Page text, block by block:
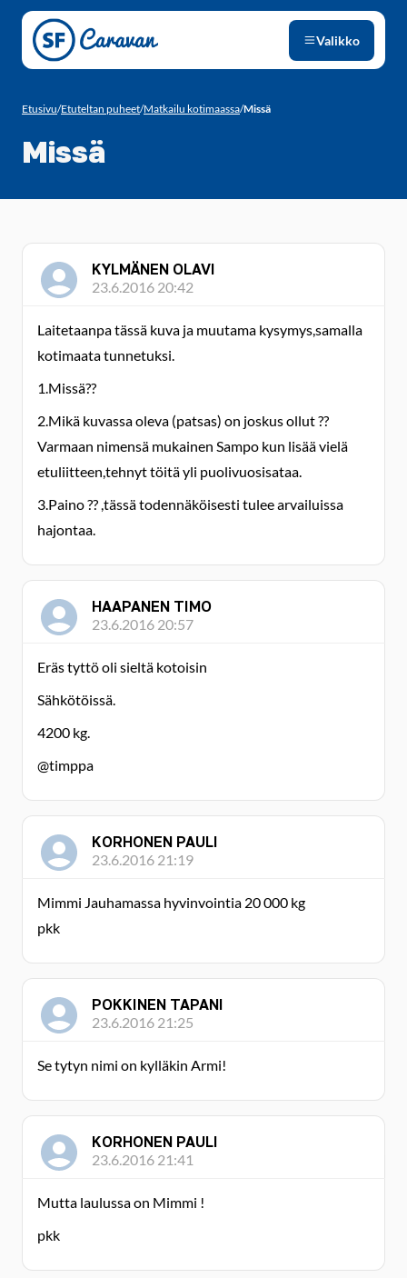
Siirry sivun sisältöön
Valikko
Etusivu/Etuteltan puheet/Matkailu kotimaassa/Missä
Missä
KYLMÄNEN OLAVI
23.6.2016 20:42
Laitetaanpa tässä kuva ja muutama kysymys,samalla
kotimaata tunnetuksi.
1.Missä??
2.Mikä kuvassa oleva (patsas) on joskus ollut ??
Varmaan nimensä mukainen Sampo kun lisää vielä
etuliitteen,tehnyt töitä yli puolivuosisataa.
3.Paino ?? ,tässä todennäköisesti tulee arvailuissa
hajontaa.
HAAPANEN TIMO
23.6.2016 20:57
Eräs tyttö oli sieltä kotoisin
Sähkötöissä.
4200 kg.
@timppa
KORHONEN PAULI
23.6.2016 21:19
Mimmi Jauhamassa hyvinvointia 20 000 kg
pkk
POKKINEN TAPANI
23.6.2016 21:25
Se tytyn nimi on kylläkin Armi!
KORHONEN PAULI
23.6.2016 21:41
Mutta laulussa on Mimmi !
pkk